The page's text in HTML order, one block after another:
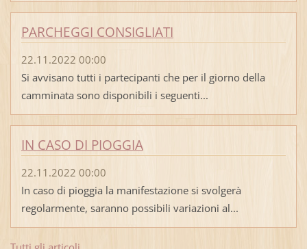
PARCHEGGI CONSIGLIATI
22.11.2022 00:00
Si avvisano tutti i partecipanti che per il giorno della
camminata sono disponibili i seguenti...
IN CASO DI PIOGGIA
22.11.2022 00:00
In caso di pioggia la manifestazione si svolgerà
regolarmente, saranno possibili variazioni al...